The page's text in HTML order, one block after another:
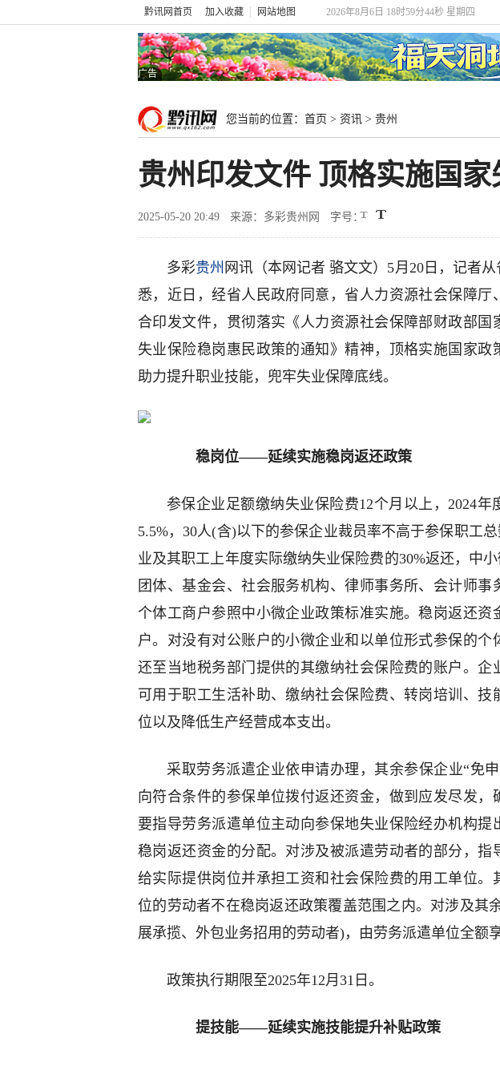
黔讯网首页 加入收藏 网站地图 2026年8月6日 18时59分45秒 星期四
广告
您当前的位置： 首页 > 资讯 > 贵州
贵州印发文件 顶格实施国
2025-05-20 20:49 来源：多彩贵州网 字号：
多彩贵州 网讯（本网记者 骆文文）5月20日，记者
悉，近日，经省人民政府同意，省人力资源社会保障厅
合印发文件，贯彻落实《人力资源社会保障部财政部国
失业保险稳岗惠民政策的通知》精神，顶格实施国家政
助力提升职业技能，兜牢失业保障底线。
稳岗位——延续实施稳岗返还政策
参保企业足额缴纳失业保险费12个月以上，2024年
5.5%，30人(含)以下的参保企业裁员率不高于参保职工
业及其职工上年度实际缴纳失业保险费的30%返还，中
团体、基金会、社会服务机构、律师事务所、会计师事
个体工商户参照中小微企业政策标准实施。稳岗返还资
户。对没有对公账户的小微企业和以单位形式参保的个
还至当地税务部门提供的其缴纳社会保险费的账户。企
可用于职工生活补助、缴纳社会保险费、转岗培训、技
位以及降低生产经营成本支出。
采取劳务派遣企业依申请办理，其余参保企业“免
向符合条件的参保单位拨付返还资金，做到应发尽发，
要指导劳务派遣单位主动向参保地失业保险经办机构提
稳岗返还资金的分配。对涉及被派遣劳动者的部分，指
给实际提供岗位并承担工资和社会保险费的用工单位。
位的劳动者不在稳岗返还政策覆盖范围之内。对涉及其
展承揽、外包业务招用的劳动者)，由劳务派遣单位全额享
政策执行期限至2025年12月31日。
提技能——延续实施技能提升补贴政策